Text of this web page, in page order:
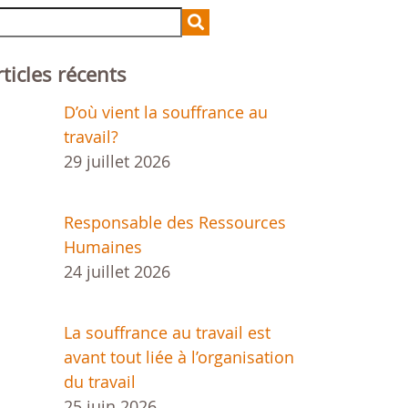
récents
D’où vient la souffrance au
travail?
29 juillet 2026
Responsable des Ressources
Humaines
24 juillet 2026
La souffrance au travail est
avant tout liée à l’organisation
du travail